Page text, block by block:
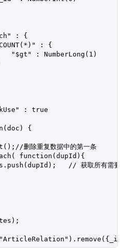
: {
: {
: true
{
除重复数据中的第一条
function(dupId){
// 获取所有需要删除